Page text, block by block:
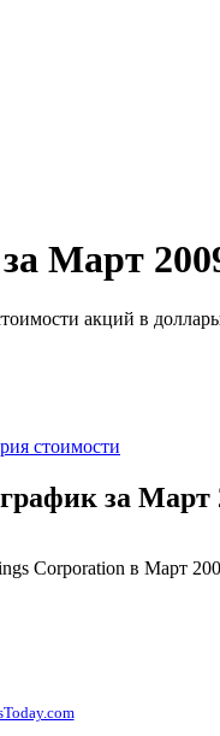
Март
акций в
стоимости
за Март
Corporation в Март